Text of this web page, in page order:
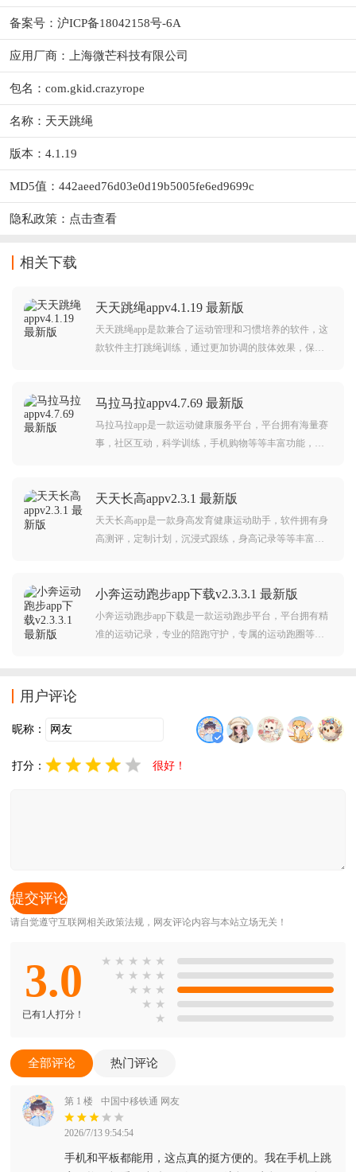
备案号：沪ICP备18042158号-6A
应用厂商： 上海微芒科技有限公司
包名：com.gkid.crazyrope
名称：天天跳绳
版本：4.1.19
MD5值：442aeed76d03e0d19b5005fe6ed9699c
隐私政策： 点击查看
相关下载
天天跳绳appv4.1.19 最新版
天天跳绳app是款兼合了运动管理和习惯培养的软件，这
款软件主打跳绳训练，通过更加协调的肢体效果，保证
果。
马拉马拉appv4.7.69 最新版
马拉马拉app是一款运动健康服务平台，平台拥有海量赛
事，社区互动，科学训练，手机购物等等丰富功能，可
析、线上活动、数字装备、运动社区、优选商城于一体
的运
天天长高appv2.3.1 最新版
天天长高app是一款身高发育健康运动助手，软件拥有身
高测评，定制计划，沉浸式跟练，身高记录等等丰富功
P，根据发育及家庭成员的身高数据进行综合分析，为用
户提
小奔运动跑步app下载v2.3.3.1 最新版
小奔运动跑步app下载是一款运动跑步平台，平台拥有精
准的运动记录，专业的陪跑守护，专属的运动跑圈等等
用户评论
昵称：
打分： 很好！
请自觉遵守互联网相关政策法规，网友评论内容与本站立场无关！
3.0
已有1人打分！
★ ★ ★ ★ ★
★ ★ ★ ★
★ ★ ★
★ ★
★
全部评论 热门评论
第 1 楼 中国中移铁通 网友
2026/7/13 9:54:54
手机和平板都能用，这点真的挺方便的。我在手机上跳